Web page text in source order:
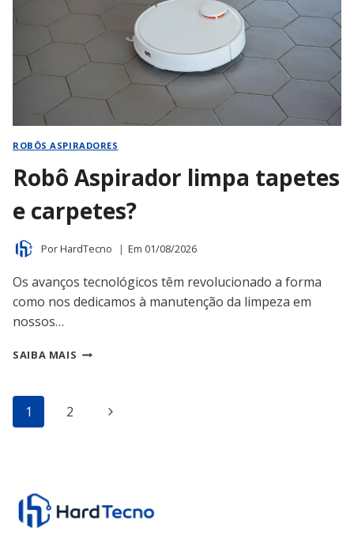
FAZER?
ROBÔS ASPIRADORES
Robô Aspirador limpa tapetes
e carpetes?
PorHardTecno Em 01/08/2026
Os avanços tecnológicos têm revolucionado a forma
como nos dedicamos à manutenção da limpeza em
nossos…
SAIBA MAIS ROBÔ
Navegação
1 2
Página